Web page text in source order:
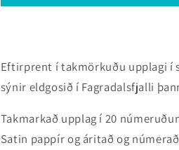
Eftirprent í takmörkuðu upplagi í
sýnir eldgosið í Fagradalsfjalli
Takmarkað upplag í 20
Satin pappír og áritað og